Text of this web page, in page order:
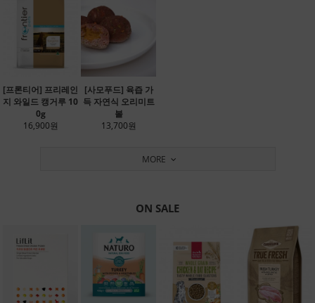
[프론티어] 프리레인
지 와일드 캥거루 10
0g
16,900원
[사모푸드] 육즙 가
득 자연식 오리미트
볼
13,700원
MORE
ON SALE